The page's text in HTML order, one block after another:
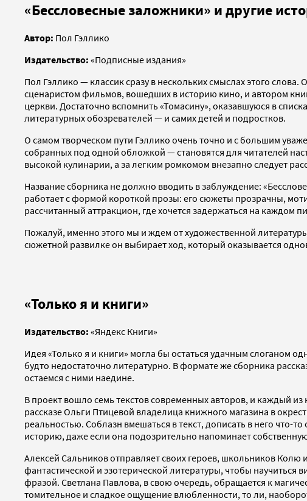
«Бессловесные заложники» и другие
Автор: Пол Гэллико
Издательство: «Подписные издания»
Пол Гэллико — классик сразу в нескольких смыслах этого
сценаристом фильмов, вошедших в историю кино, и автором
церкви. Достаточно вспомнить «Томасину», оказавшуюся в
литературных обозревателей — и самих детей и подростков.
О самом творческом пути Гэллико очень точно и с большим
собранных под одной обложкой — становятся для читателей
высокой кулинарии, а за легким ромкомом внезапно следует
Название сборника не должно вводить в заблуждение:
работает с формой короткой прозы: его сюжеты прозрачны,
рассчитанный аттракцион, где хочется задержаться на
Пожалуй, именно этого мы и ждем от художественной
сюжетной развилке он выбирает ход, который оказывается
«Только я и книги»
Издательство: «Яндекс Книги»
Идея «Только я и книги» могла бы остаться удачным слоганом
будто недостаточно литературно. В формате же сборника
остаемся с ними наедине.
В проект вошло семь текстов современных авторов, и каждый
рассказе Ольги Птицевой владелица книжного магазина в
реальностью. Соблазн вмешаться в текст, дописать в него что-
историю, даже если она подозрительно напоминает
Алексей Сальников отправляет своих героев, школьников
фантастической и эзотерической литературы, чтобы научиться
фразой. Светлана Павлова, в свою очередь, обращается к
томительное и сладкое ощущение влюбленности, то ли,